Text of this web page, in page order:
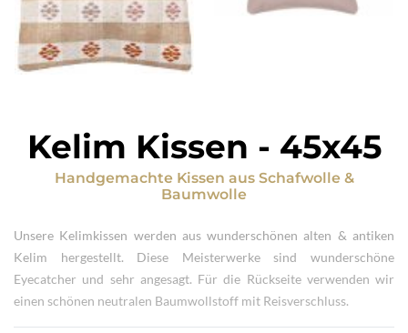
Kelim Kissen - 45x45
Handgemachte Kissen aus Schafwolle &
Baumwolle
Unsere Kelimkissen werden aus wunderschönen alten & antiken
Kelim hergestellt. Diese Meisterwerke sind wunderschöne
Eyecatcher und sehr angesagt. Für die Rückseite verwenden wir
einen schönen neutralen Baumwollstoff mit Reisverschluss.